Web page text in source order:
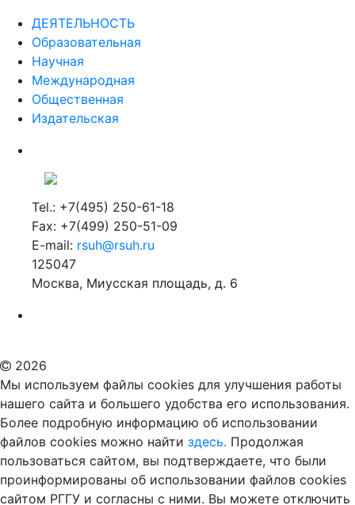
ДЕЯТЕЛЬНОСТЬ
Образовательная
Научная
Международная
Общественная
Издательская
Tel.: +7(495) 250-61-18
Fax: +7(499) 250-51-09
E-mail: rsuh@rsuh.ru
125047
Москва, Миусская площадь, д. 6
2026
Мы используем файлы cookies для улучшения работы
нашего сайта и большего удобства его использования.
Более подробную информацию об использовании
файлов cookies можно найти здесь. Продолжая
пользоваться сайтом, вы подтверждаете, что были
проинформированы об использовании файлов cookies
сайтом РГГУ и согласны с ними. Вы можете отключить